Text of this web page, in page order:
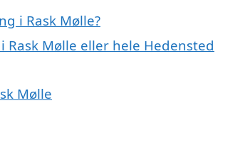
i Rask Mølle?
Mølle eller hele Hedensted
Mølle